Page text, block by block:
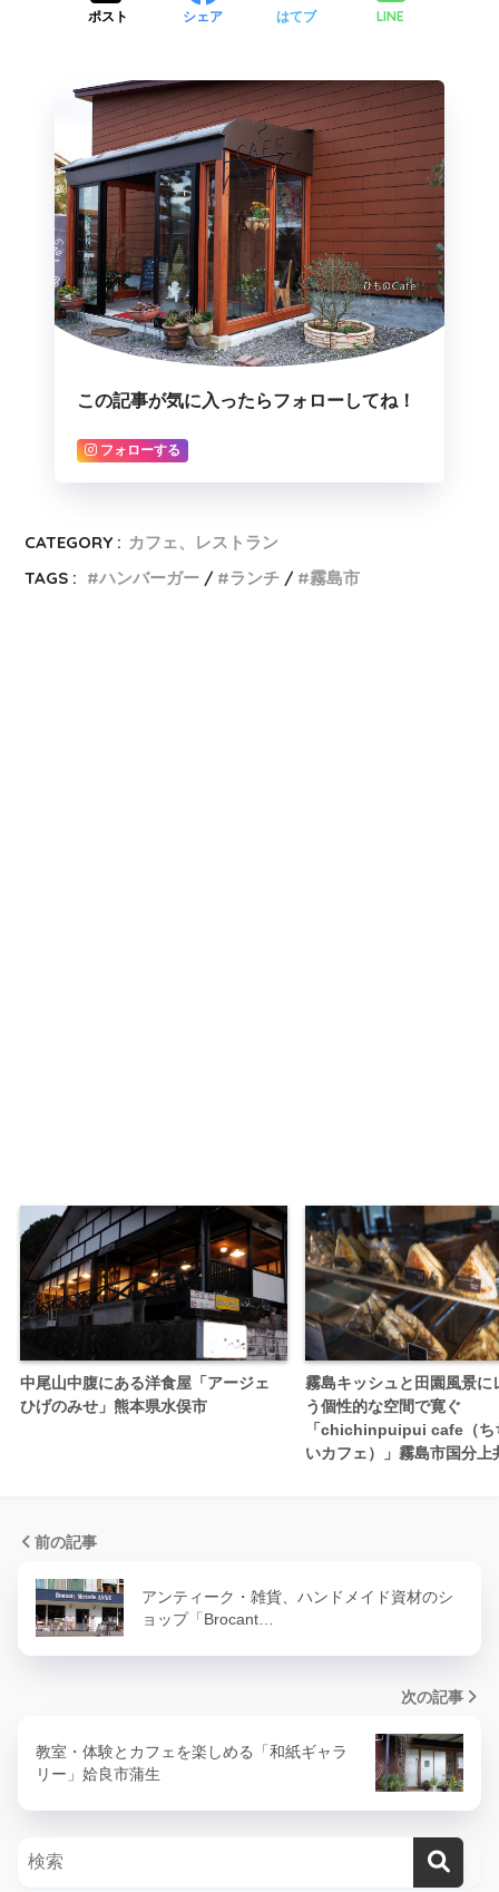
ポスト シェア はてブ LINE
この記事が気に入ったらフォローしてね！
フォローする
CATEGORY : カフェ、レストラン
TAGS :
ハンバーガー ランチ 霧島市
中尾山中腹にある洋食屋「アージェ
ひげのみせ」熊本県水俣市
霧島キッシュと田園風景に
う個性的な空間で寛ぐ
「chichinpuipui cafe（ち
いカフェ）」霧島市国分上
前の記事
アンティーク・雑貨、ハンドメイド資材のシ
ョップ「Brocant…
次の記事
教室・体験とカフェを楽しめる「和紙ギャラ
リー」姶良市蒲生